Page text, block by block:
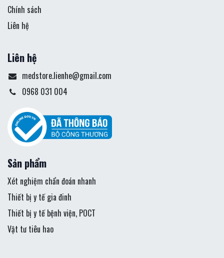
Chính sách
Liên hệ
Liên hệ
medstore.lienhe@gmail.com
0968 031 004
Sản phẩm
Xét nghiệm chẩn đoán nhanh
Thiết bị y tế gia đinh
Thiết bị y tế bệnh viện, POCT
Vật tư tiêu hao